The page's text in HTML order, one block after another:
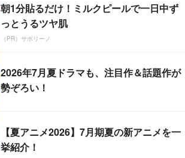
朝1分貼るだけ！ミルクピールで一日中ず
っとうるツヤ肌
（PR）サボリーノ
2026年7月夏ドラマも、注目作＆話題作が
勢ぞろい！
【夏アニメ2026】7月期夏の新アニメを一
挙紹介！